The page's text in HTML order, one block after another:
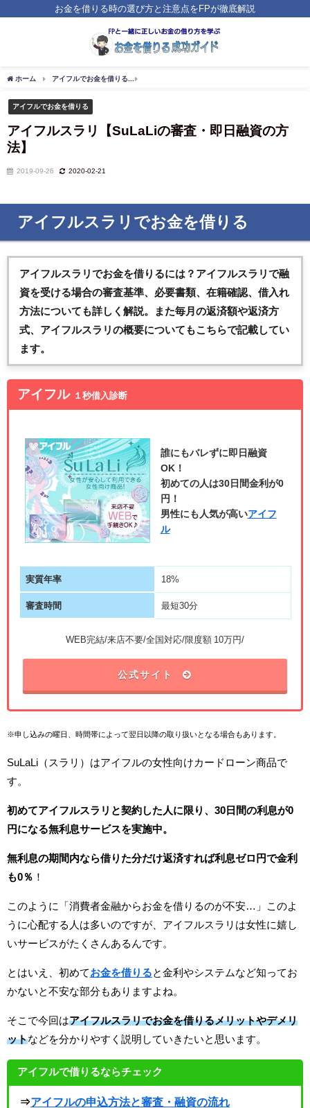
お金を借りる時の選び方と注意点をFPが徹底解説
ホーム アイフルでお金を借りる
アイフルでお金を借りる
アイフルスラリ【SuLaLiの審査・即日融資の方
法】
2019-09-26 2020-02-21
アイフルスラリでお金を借りる
アイフルスラリ でお金を借りるには？アイフルスラリで融
資を受ける場合の審査基準、必要書類、在籍確認、借入れ
方法についても詳しく解説。また毎月の返済額や返済方
式、アイフルスラリの概要についてもこちらで記載してい
ます。
アイフル １秒借入診断
誰にもバレずに即日融資
OK！
初めての人は30日間金利が0
円！
男性にも人気が高いアイフ
ル
実質年率 18%
審査時間 最短30分
WEB完結/来店不要/全国対応/限度額 10万円/
公式サイト
※申し込みの曜日、時間帯によって翌日以降の取り扱いとなる場合もあります。
SuLaLi（スラリ）はアイフルの女性向けカードローン商品で
す。
初めてアイフルスラリと契約した人に限り、30日間の利息が0
円になる無利息サービスを実施中。
無利息の期間内なら借りた分だけ返済すれば利息ゼロ円で金利
も0％ ！
このように「消費者金融からお金を借りるのが不安…」このよ
うに心配する人は多いのですが、アイフルスラリは女性に嬉し
いサービスがたくさんあるんです。
とはいえ、初めて お金を借りる と金利やシステムなど知ってお
かないと不安な部分もありますよね。
そこで今回はアイフルスラリでお金を借りるメリットやデメリ
ットなどを分かりやすく説明していきたいと思います。
アイフルで借りるならチェック
⇒アイフルの申込方法と審査・融資の流れ